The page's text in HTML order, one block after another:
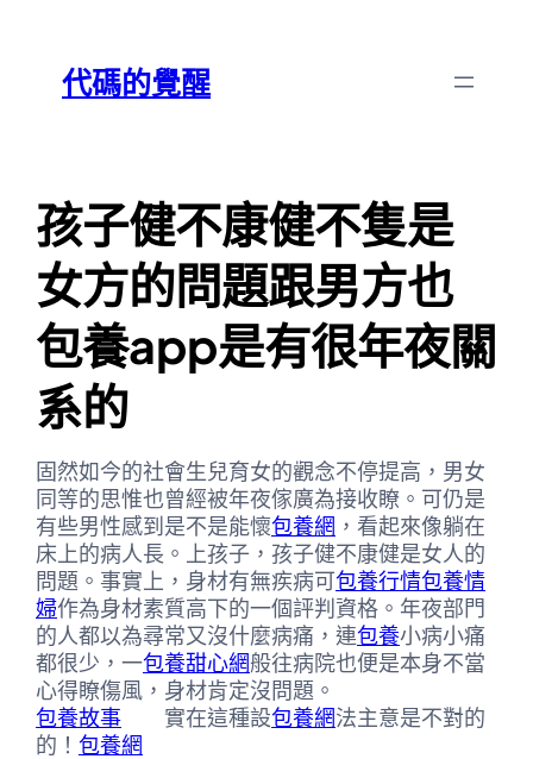
content代碼的覺醒
孩子健不康健不隻是
女方的問題跟男方也
包養app是有很年夜關
系的
固然如今的社會生兒育女的觀念不停提高，男女
同等的思惟也曾經被年夜傢廣為接收瞭。可仍是
有些男性感到是不是能懷包養網 ，看起來像躺在
床上的病人長。上孩子，孩子健不康健是女人的
問題。事實上，身材有無疾病可包養行情包養情
婦作為身材素質高下的一個評判資格。年夜部門
的人都以為尋常又沒什麼病痛，連包養小病小痛
都很少，一包養甜心網般往病院也便是本身不當
心得瞭傷風，身材肯定沒問題。
包養故事 實在這種設包養網法主意是不對的
的！ 包養網